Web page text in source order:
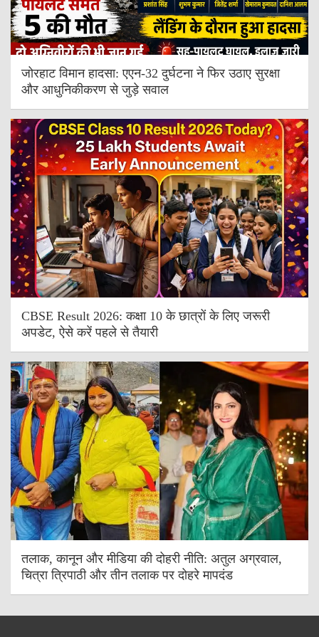
जोरहाट विमान हादसा: एएन-32 दुर्घटना ने फिर उठाए सुरक्षा
और आधुनिकीकरण से जुड़े सवाल
CBSE Result 2026: कक्षा 10 के छात्रों के लिए जरूरी
अपडेट, ऐसे करें पहले से तैयारी
तलाक, कानून और मीडिया की दोहरी नीति: अतुल अग्रवाल,
चित्रा त्रिपाठी और तीन तलाक पर दोहरे मापदंड